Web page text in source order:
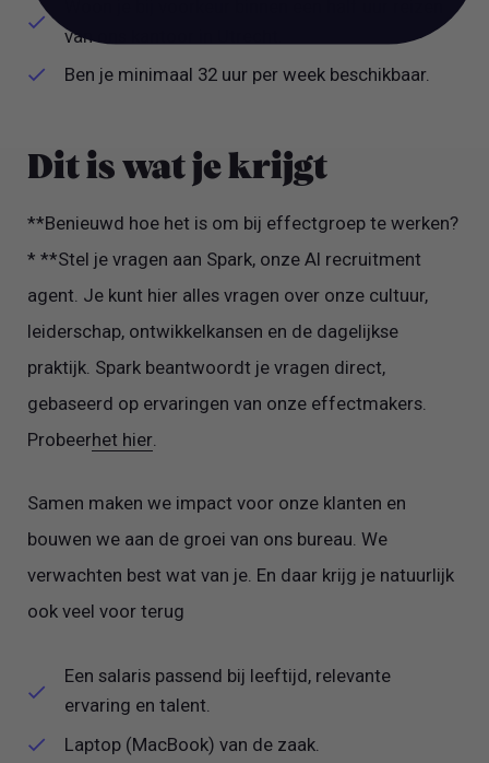
van ons kantoor in Utrecht.
Ben je minimaal 32 uur per week beschikbaar.
Dit is wat je krijgt
**Benieuwd hoe het is om bij effectgroep te werken?
* **Stel je vragen aan Spark, onze AI recruitment
agent. Je kunt hier alles vragen over onze cultuur,
leiderschap, ontwikkelkansen en de dagelijkse
praktijk. Spark beantwoordt je vragen direct,
gebaseerd op ervaringen van onze effectmakers.
Probeerhet hier
Samen maken we impact voor onze klanten en
bouwen we aan de groei van ons bureau. We
verwachten best wat van je. En daar krijg je natuurlijk
ook veel voor terug
Een salaris passend bij leeftijd, relevante
ervaring en talent.
Laptop (MacBook) van de zaak.